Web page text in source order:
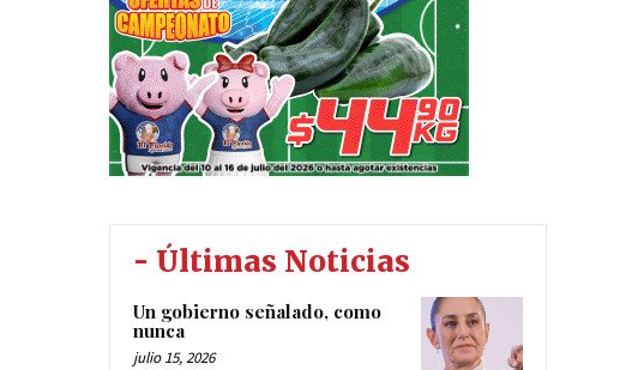
- Últimas Noticias
Un gobierno señalado, como
nunca
julio 15, 2026